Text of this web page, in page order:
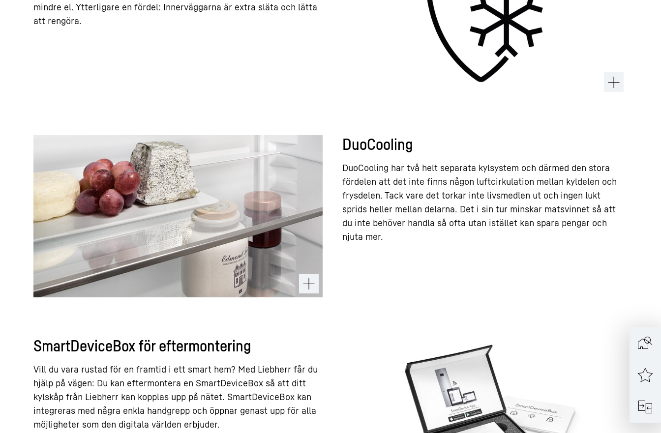
mindre el. Ytterligare en fördel: Innerväggarna är extra släta och lätta
att rengöra.
DuoCooling
DuoCooling har två helt separata kylsystem och därmed den stora
fördelen att det inte finns någon luftcirkulation mellan kyldelen och
frysdelen. Tack vare det torkar inte livsmedlen ut och ingen lukt
sprids heller mellan delarna. Det i sin tur minskar matsvinnet så att
du inte behöver handla så ofta utan istället kan spara pengar och
njuta mer.
SmartDeviceBox för eftermontering
Vill du vara rustad för en framtid i ett smart hem? Med Liebherr får du
hjälp på vägen: Du kan eftermontera en SmartDeviceBox så att ditt
kylskåp från Liebherr kan kopplas upp på nätet. SmartDeviceBox kan
integreras med några enkla handgrepp och öppnar genast upp för alla
möjligheter som den digitala världen erbjuder.